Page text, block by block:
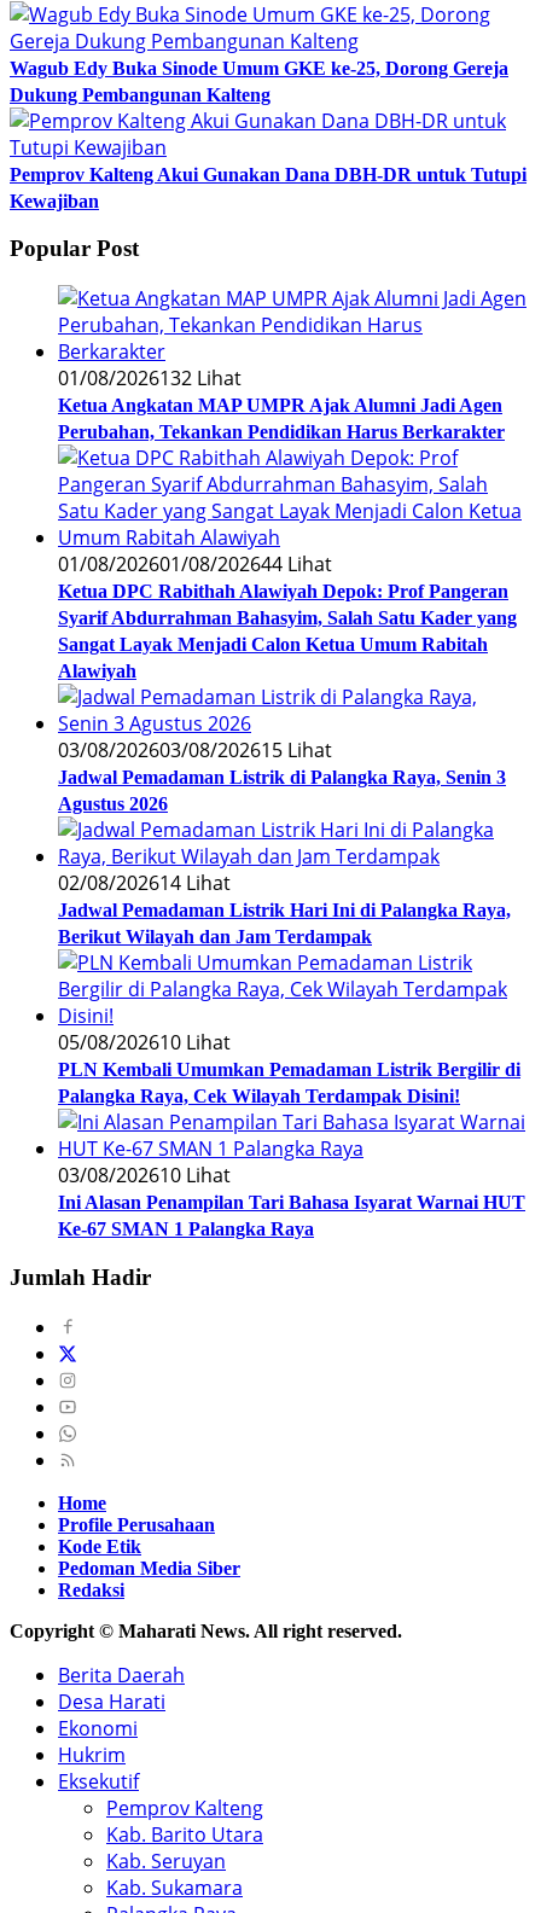
Wagub Edy Buka Sinode Umum GKE ke-25, Dorong Gereja
Dukung Pembangunan Kalteng
Pemprov Kalteng Akui Gunakan Dana DBH-DR untuk Tutupi
Kewajiban
Popular Post
01/08/2026132 Lihat
Ketua Angkatan MAP UMPR Ajak Alumni Jadi Agen
Perubahan, Tekankan Pendidikan Harus Berkarakter
01/08/202601/08/202644 Lihat
Ketua DPC Rabithah Alawiyah Depok: Prof Pangeran
Syarif Abdurrahman Bahasyim, Salah Satu Kader yang
Sangat Layak Menjadi Calon Ketua Umum Rabitah
Alawiyah
03/08/202603/08/202615 Lihat
Jadwal Pemadaman Listrik di Palangka Raya, Senin 3
Agustus 2026
02/08/202614 Lihat
Jadwal Pemadaman Listrik Hari Ini di Palangka Raya,
Berikut Wilayah dan Jam Terdampak
05/08/202610 Lihat
PLN Kembali Umumkan Pemadaman Listrik Bergilir di
Palangka Raya, Cek Wilayah Terdampak Disini!
03/08/202610 Lihat
Ini Alasan Penampilan Tari Bahasa Isyarat Warnai HUT
Ke-67 SMAN 1 Palangka Raya
Jumlah Hadir
Home
Profile Perusahaan
Kode Etik
Pedoman Media Siber
Redaksi
Copyright © Maharati News. All right reserved.
Berita Daerah
Desa Harati
Ekonomi
Hukrim
Eksekutif
Pemprov Kalteng
Kab. Barito Utara
Kab. Seruyan
Kab. Sukamara